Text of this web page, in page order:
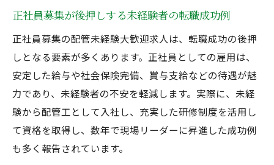
正社員募集が後押しする未経験者の転職成功例
正社員募集の配管未経験大歓迎求人は、転職成功の後押
しとなる要素が多くあります。正社員としての雇用は、
安定した給与や社会保険完備、賞与支給などの待遇が魅
力であり、未経験者の不安を軽減します。実際に、未経
験から配管工として入社し、充実した研修制度を活用し
て資格を取得し、数年で現場リーダーに昇進した成功例
も多く報告されています。